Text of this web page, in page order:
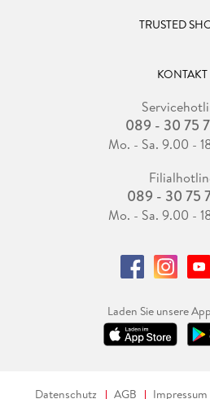
TRUSTED
KONTAKT
089 - 30 75
Mo. - Sa. 9.00 -
089 - 30 75
Mo. - Sa. 9.00 -
Laden Sie unsere
Datenschutz AGB Impressum